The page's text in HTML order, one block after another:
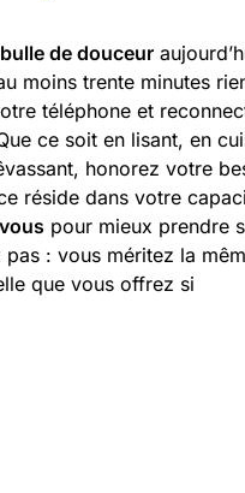
bulle de douceur
moins trente minutes
téléphone et
ce soit en lisant, en
honorez votre
réside dans votre
pour mieux prendre
pas : vous méritez la
que vous offrez si